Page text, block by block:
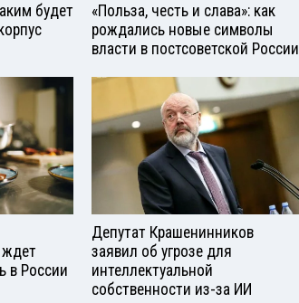
будет
«Польза, честь и слава»: как
рождались новые символы
власти в постсоветской России
в России
Депутат Крашенинников
заявил об угрозе для
интеллектуальной
собственности из-за ИИ